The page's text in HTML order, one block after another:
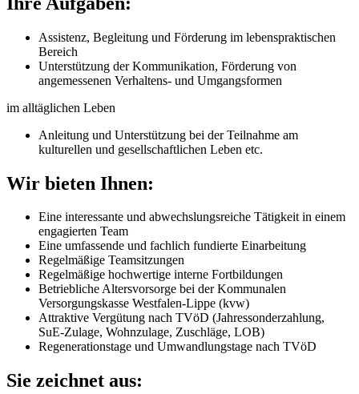
Assistenz, Begleitung und Förderung im lebenspraktischen
Bereich
Unterstützung der Kommunikation, Förderung von
angemessenen Verhaltens- und Umgangsformen
im alltäglichen Leben
Anleitung und Unterstützung bei der Teilnahme am
kulturellen und gesellschaftlichen Leben etc.
Wir bieten Ihnen:
Eine interessante und abwechslungsreiche Tätigkeit in einem
engagierten Team
Eine umfassende und fachlich fundierte Einarbeitung
Regelmäßige Teamsitzungen
Regelmäßige hochwertige interne Fortbildungen
Betriebliche Altersvorsorge bei der Kommunalen
Versorgungskasse Westfalen-Lippe (kvw)
Attraktive Vergütung nach TVöD (Jahressonderzahlung,
SuE-Zulage, Wohnzulage, Zuschläge, LOB)
Regenerationstage und Umwandlungstage nach TVöD
Sie zeichnet aus: